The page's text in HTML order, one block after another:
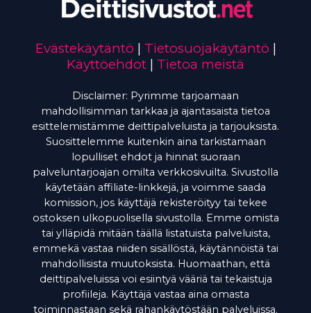
Evästekäytäntö | Tietosuojakäytäntö |
Käyttöehdot | Tietoa meistä
Disclaimer: Pyrimme tarjoamaan
mahdollisimman tarkkaa ja ajantasaista tietoa
esittelemistämme deittipalveluista ja tarjouksista.
Suosittelemme kuitenkin aina tarkistamaan
lopulliset ehdot ja hinnat suoraan
palveluntarjoajan omilta verkkosivuilta. Sivustolla
käytetään affiliate-linkkejä, ja voimme saada
komission, jos käyttäjä rekisteröityy tai tekee
ostoksen ulkopuolisella sivustolla. Emme omista
tai ylläpidä mitään täällä listatuista palveluista,
emmekä vastaa niiden sisällöstä, käytännöistä tai
mahdollisista muutoksista. Huomaathan, että
deittipalveluissa voi esiintyä vääriä tai tekaistuja
profiileja. Käyttäjä vastaa aina omasta
toiminnastaan sekä rahankäytöstään palveluissa.